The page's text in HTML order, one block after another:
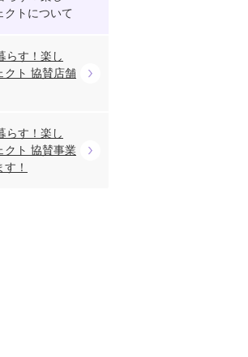
クトについて
らす！楽し
クト 協賛店舗
らす！楽し
クト 協賛事業
！